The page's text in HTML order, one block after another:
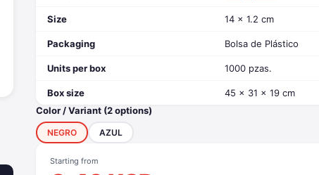
Size 14 x 1.2 cm
Packaging Bolsa de Plástico
Units per box 1000 pzas.
Box size
45 x 31 x 19 cm
Color / Variant (2 options)
NEGRO AZUL
Starting from